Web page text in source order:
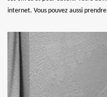
internet. Vous pouvez aussi